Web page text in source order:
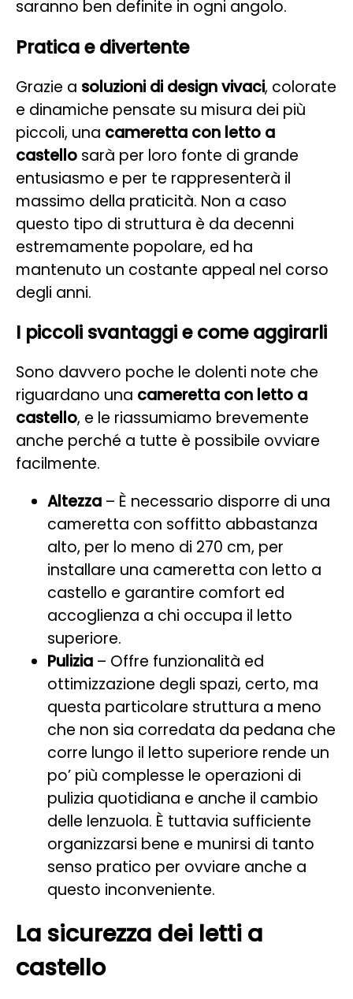
saranno ben definite in ogni angolo.
Pratica e divertente
Grazie a soluzioni di design vivaci, colorate
e dinamiche pensate su misura dei più
piccoli, una cameretta con letto a
castello sarà per loro fonte di grande
entusiasmo e per te rappresenterà il
massimo della praticità. Non a caso
questo tipo di struttura è da decenni
estremamente popolare, ed ha
mantenuto un costante appeal nel corso
degli anni.
I piccoli svantaggi e come aggirarli
Sono davvero poche le dolenti note che
riguardano una cameretta con letto a
castello, e le riassumiamo brevemente
anche perché a tutte è possibile ovviare
facilmente.
Altezza – È necessario disporre di una
cameretta con soffitto abbastanza
alto, per lo meno di 270 cm, per
installare una cameretta con letto a
castello e garantire comfort ed
accoglienza a chi occupa il letto
superiore.
Pulizia – Offre funzionalità ed
ottimizzazione degli spazi, certo, ma
questa particolare struttura a meno
che non sia corredata da pedana che
corre lungo il letto superiore rende un
po’ più complesse le operazioni di
pulizia quotidiana e anche il cambio
delle lenzuola. È tuttavia sufficiente
organizzarsi bene e munirsi di tanto
senso pratico per ovviare anche a
questo inconveniente.
La sicurezza dei letti a
castello